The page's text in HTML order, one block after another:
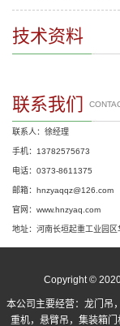
技术资料
联系我们
联系人：徐经理
手机：13782575673
电话：0373-8611375
邮箱：hnzyaqqz@126.com
官网：www.hnzyaq.com
地址：河南长垣起重工业园区
Copyright ©
本公司主要经营： 龙门吊 ，
重机，悬臂吊，集装箱